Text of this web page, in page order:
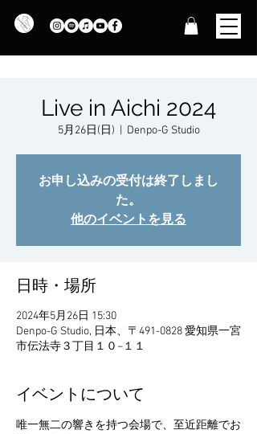
Live in Aichi 2024
5月26日(日) Denpo-G Studio
お申し込みの受付は終了しまし
た。
他のイベントを見る
日時・場所
2024年5月26日 15:30
Denpo-G Studio, 日本、〒491-0828 愛知県一宮
市伝法寺３丁目１０−１１
イベントについて
唯一無二の響きを持つ会場で、至近距離でお